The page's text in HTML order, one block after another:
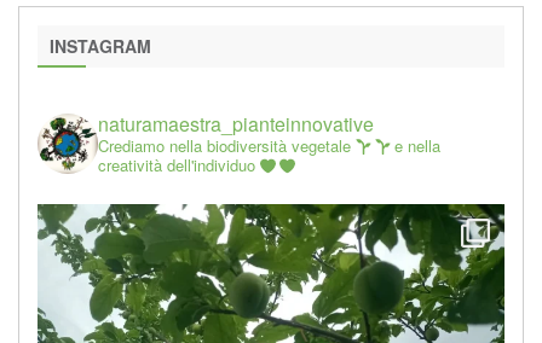
INSTAGRAM
naturamaestra_pianteinnovative
Crediamo nella biodiversità vegetale
e nella
creatività dell'individuo